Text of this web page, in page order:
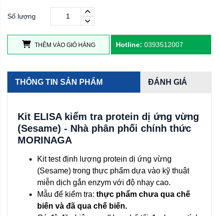
Số lượng
THÊM VÀO GIỎ HÀNG Hotline: 0393512007
THÔNG TIN SẢN PHẨM ĐÁNH GIÁ
Kit ELISA kiểm tra protein dị ứng vừng
(Sesame) - Nhà phân phối chính thức
MORINAGA
Kit test định lượng protein dị ứng vừng
(Sesame) trong thực phẩm dựa vào kỹ thuật
miễn dịch gắn enzym với độ nhạy cao.
Mẫu để kiểm tra: thực phẩm chưa qua chế
biến và đã qua chế biến.